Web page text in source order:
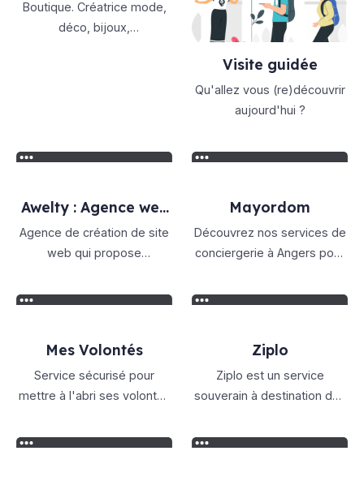
Boutique. Créatrice mode,
déco, bijoux,
Visite guidée
Qu'allez vous (re)découvrir
aujourd'hui ?
Awelty : Agence web
à Amiens
Agence de création de site
web qui propose
en référencement
Mayordom
Découvrez nos services de
conciergerie à Angers pour
Maine-et-Loire sur Airbnb.
accompagne dans la
gestion locative de vos
biens.
Mes Volontés
Service sécurisé pour
mettre à l'abri ses volontés
d'incapacité. Elles seront
Ziplo
Ziplo est un service
souverain à destination des
et des administrations pour